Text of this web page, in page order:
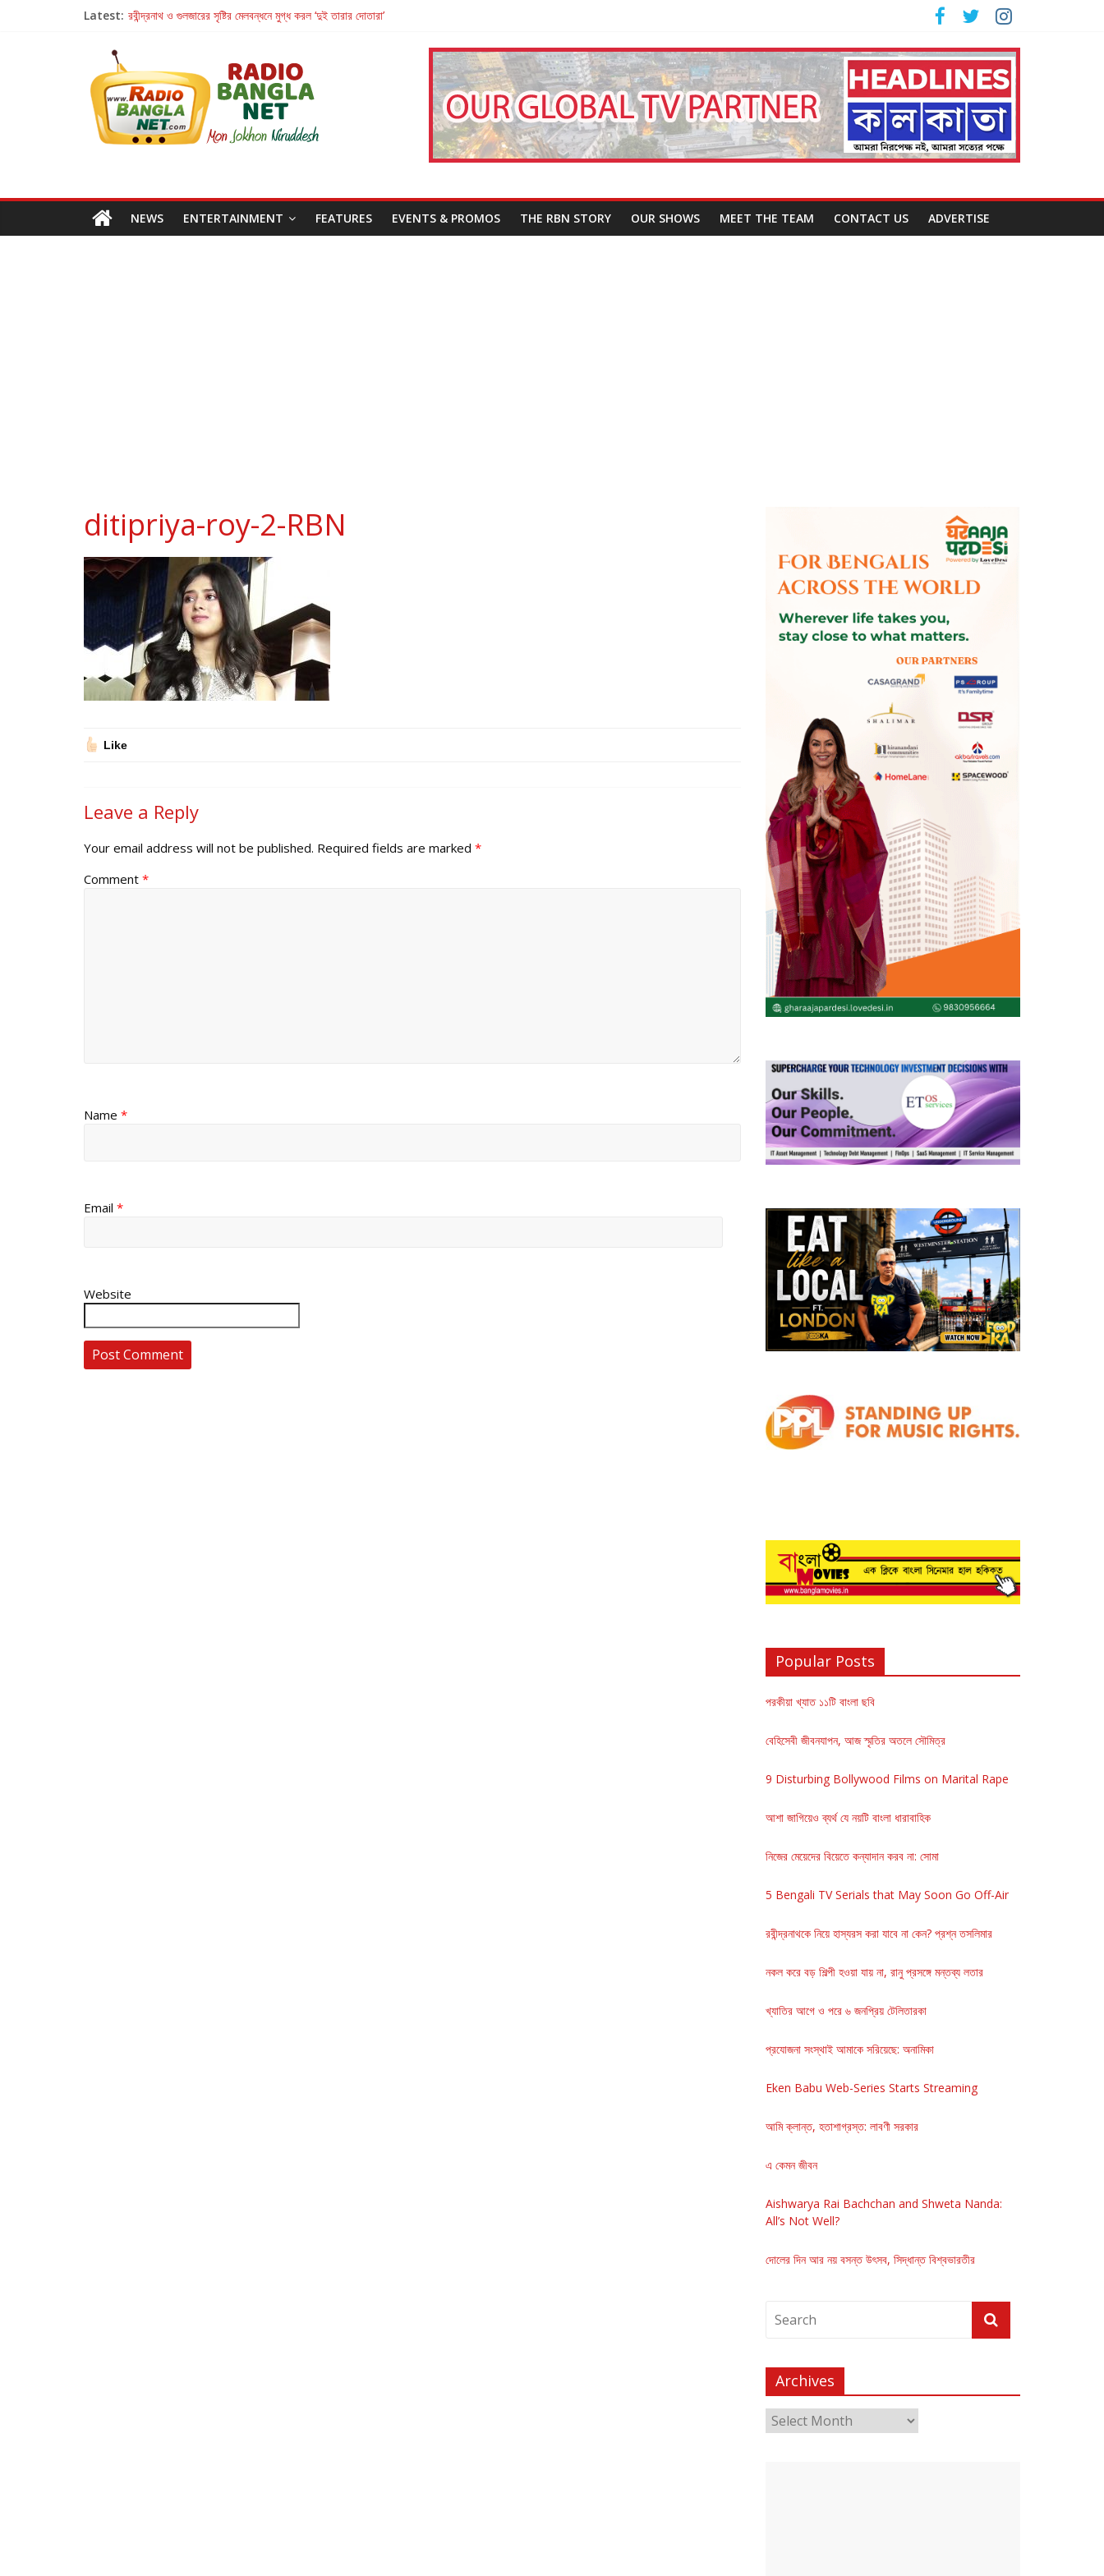
Latest: রবীন্দ্রনাথ ও গুলজারের সৃষ্টির মেলবন্ধনে মুগ্ধ করল ‘দুই তারার দোতারা’
Retribution: A Thought-Provoking Short Film That Challenges Our Understanding of Justice
হাওয়া বদলের টলিউডে ‘তুমি এলে তাই’
NEWS ENTERTAINMENT FEATURES EVENTS & PROMOS THE RBN STORY OUR SHOWS MEET THE TEAM CONTACT US ADVERTISE
ditipriya-roy-2-RBN
Like
Leave a Reply
Your email address will not be published. Required fields are marked *
Comment *
Name *
Email *
Website
Popular Posts
পরকীয়া খ্যাত ১১টি বাংলা ছবি
বেহিসেবী জীবনযাপন, আজ স্মৃতির অতলে সৌমিত্র
9 Disturbing Bollywood Films on Marital Rape
আশা জাগিয়েও ব্যর্থ যে নয়টি বাংলা ধারাবাহিক
নিজের মেয়েদের বিয়েতে কন্যাদান করব না: সোমা
5 Bengali TV Serials that May Soon Go Off-Air
রবীন্দ্রনাথকে নিয়ে হাস্যরস করা যাবে না কেন? প্রশ্ন তসলিমার
নকল করে বড় শিল্পী হওয়া যায় না, রানু প্রসঙ্গে মন্তব্য লতার
খ্যাতির আগে ও পরে ৬ জনপ্রিয় টেলিতারকা
প্রযোজনা সংস্থাই আমাকে সরিয়েছে: অনামিকা
Eken Babu Web-Series Starts Streaming
আমি ক্লান্ত, হতাশাগ্রস্ত: লাবণী সরকার
এ কেমন জীবন
Aishwarya Rai Bachchan and Shweta Nanda:
All’s Not Well?
দোলের দিন আর নয় বসন্ত উৎসব, সিদ্ধান্ত বিশ্বভারতীর
Archives